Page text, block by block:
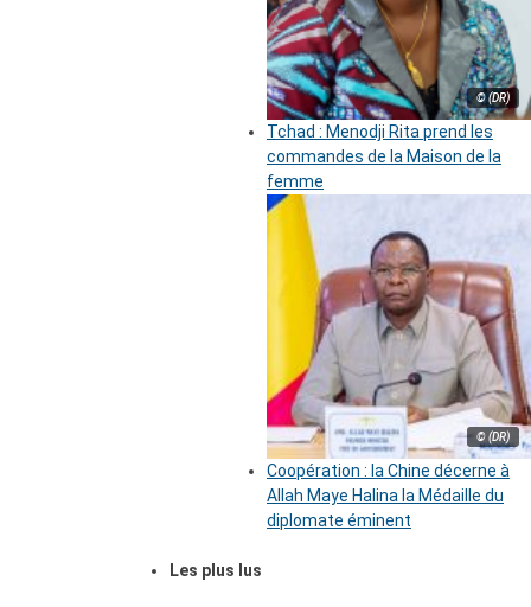
© (DR)
Tchad : Menodji Rita prend les
commandes de la Maison de la
femme
© (DR)
Coopération : la Chine décerne à
Allah Maye Halina la Médaille du
diplomate éminent
Les plus lus